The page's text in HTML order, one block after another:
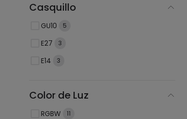
Casquillo
GU10 5
E27 3
E14 3
Color de Luz
RGBW 11